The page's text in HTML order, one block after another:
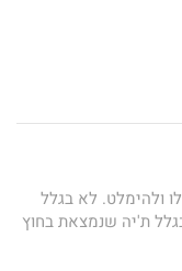
ולהימלט. לא בגלל
ת'יה שנמצאת בחוץ